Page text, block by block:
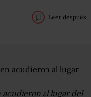
Leer después
acudieron al lugar del